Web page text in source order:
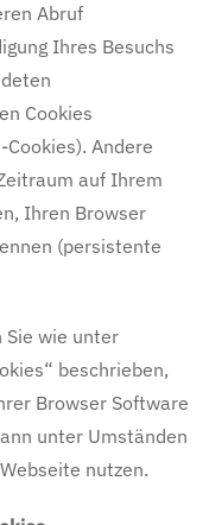
Abruf
Ihres Besuchs
Cookies
Andere
auf Ihrem
Ihren Browser
(persistente
Sie wie unter
beschrieben,
Browser Software
unter Umständen
nutzen.